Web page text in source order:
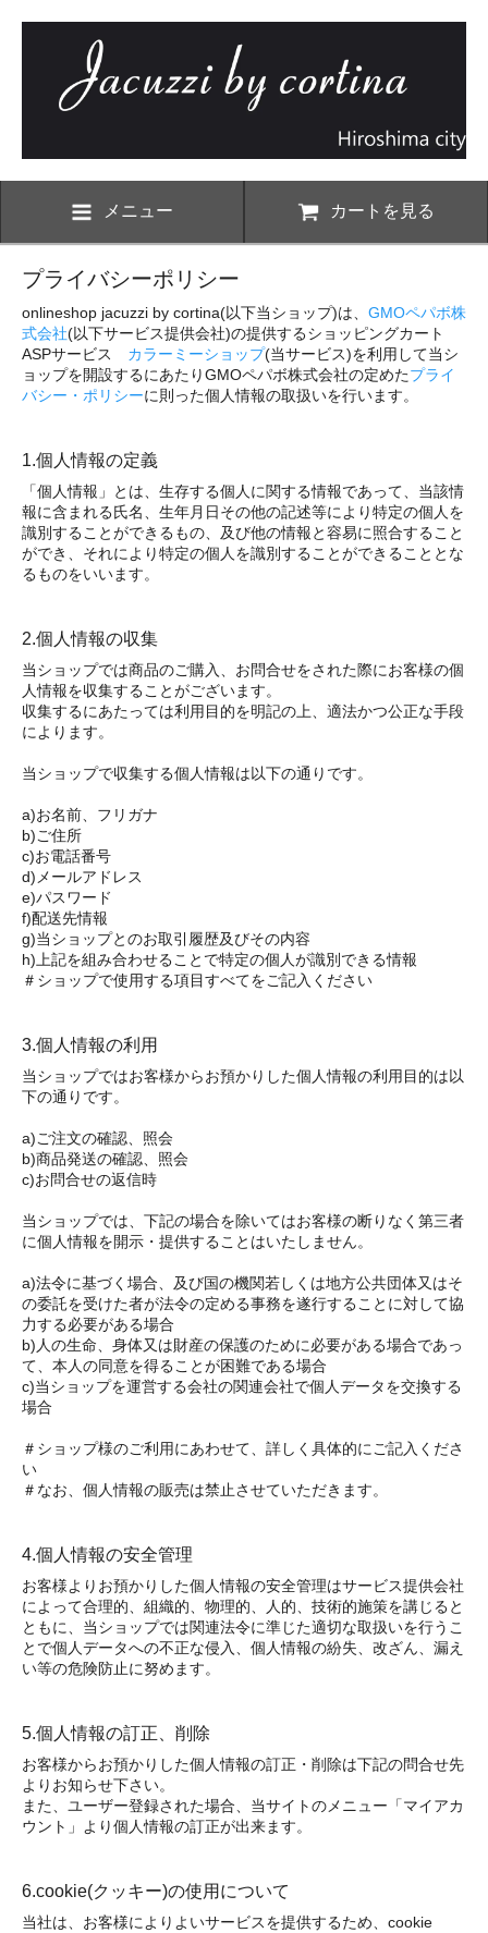
メニュー カートを見る
プライバシーポリシー
onlineshop jacuzzi by cortina(以下当ショップ)は、 GMOペパボ株
式会社(以下サービス提供会社)の提供するショッピングカート
ASPサービス カラーミーショップ(当サービス)を利用して当シ
ョップを開設するにあたりGMOペパボ株式会社の定めたプライ
バシー・ポリシーに則った個人情報の取扱いを行います。
1.個人情報の定義
「個人情報」とは、生存する個人に関する情報であって、当該情
報に含まれる氏名、生年月日その他の記述等により特定の個人を
識別することができるもの、及び他の情報と容易に照合すること
ができ、それにより特定の個人を識別することができることとな
るものをいいます。
2.個人情報の収集
当ショップでは商品のご購入、お問合せをされた際にお客様の個
人情報を収集することがございます。
収集するにあたっては利用目的を明記の上、適法かつ公正な手段
によります。
当ショップで収集する個人情報は以下の通りです。
a)お名前、フリガナ
b)ご住所
c)お電話番号
d)メールアドレス
e)パスワード
f)配送先情報
g)当ショップとのお取引履歴及びその内容
h)上記を組み合わせることで特定の個人が識別できる情報
＃ショップで使用する項目すべてをご記入ください
3.個人情報の利用
当ショップではお客様からお預かりした個人情報の利用目的は以
下の通りです。
a)ご注文の確認、照会
b)商品発送の確認、照会
c)お問合せの返信時
当ショップでは、下記の場合を除いてはお客様の断りなく第三者
に個人情報を開示・提供することはいたしません。
a)法令に基づく場合、及び国の機関若しくは地方公共団体又はそ
の委託を受けた者が法令の定める事務を遂行することに対して協
力する必要がある場合
b)人の生命、身体又は財産の保護のために必要がある場合であっ
て、本人の同意を得ることが困難である場合
c)当ショップを運営する会社の関連会社で個人データを交換する
場合
＃ショップ様のご利用にあわせて、詳しく具体的にご記入くださ
い
＃なお、個人情報の販売は禁止させていただきます。
4.個人情報の安全管理
お客様よりお預かりした個人情報の安全管理はサービス提供会社
によって合理的、組織的、物理的、人的、技術的施策を講じると
ともに、当ショップでは関連法令に準じた適切な取扱いを行うこ
とで個人データへの不正な侵入、個人情報の紛失、改ざん、漏え
い等の危険防止に努めます。
5.個人情報の訂正、削除
お客様からお預かりした個人情報の訂正・削除は下記の問合せ先
よりお知らせ下さい。
また、ユーザー登録された場合、当サイトのメニュー「マイアカ
ウント」より個人情報の訂正が出来ます。
6.cookie(クッキー)の使用について
当社は、お客様によりよいサービスを提供するため、cookie